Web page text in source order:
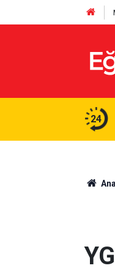
24
Sınavla Alan